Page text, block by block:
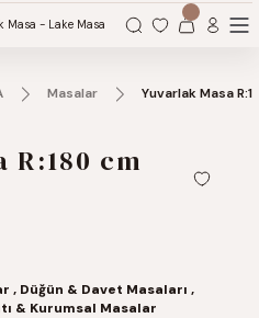
burada.
Masalar Yuvarlak Masa
R:180 cm
, Düğün & Davet Masaları ,
& Kurumsal Masalar